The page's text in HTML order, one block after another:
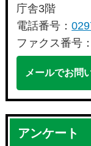
庁舎3階
電話番号：
ファクス番号
メールでお問
アンケート